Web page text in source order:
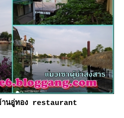
านอู่ทอง restaurant